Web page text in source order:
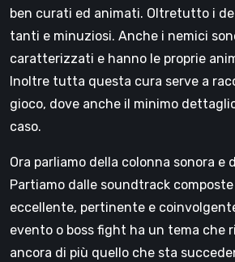
ben curati ed animati. Oltretutto i
tanti e minuziosi. Anche i nemici
caratterizzati e hanno le proprie
Inoltre tutta questa cura serve a
gioco, dove anche il minimo
caso.
Ora parliamo della colonna sonora e
Partiamo dalle soundtrack
eccellente, pertinente e
evento o boss fight ha un tema che
ancora di più quello che sta